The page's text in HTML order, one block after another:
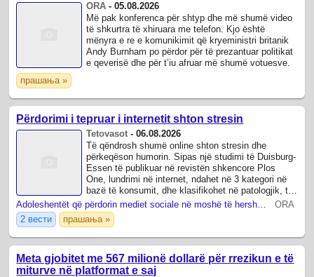
ORA -05.08.2026
Më pak konferenca për shtyp dhe më shumë video
të shkurtra të xhiruara me telefon. Kjo është
mënyra e re e komunikimit që kryeministri britanik
Andy Burnham po përdor për të prezantuar politikat
e qeverisë dhe për t’iu afruar më shumë votuesve.
прашања »
Përdorimi i tepruar i internetit shton stresin
Tetovasot -06.08.2026
Të qëndrosh shumë online shton stresin dhe
përkeqëson humorin. Sipas një studimi të Duisburg-
Essen të publikuar në revistën shkencore Plos
One, lundrimi në internet, ndahet në 3 kategori në
bazë të konsumit, dhe klasifikohet në patologjik, të
rrezikshëm dhe jo problematik.
Adoleshentët që përdorin mediet sociale në moshë të hershme kanë performancë më të keqe në disa lëndë
ORA
2 вести
прашања »
Meta gjobitet me 567 milionë dollarë për rrezikun e të
miturve në platformat e saj